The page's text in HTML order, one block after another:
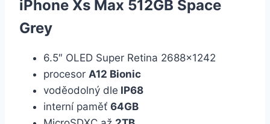
iPhone Xs Max 512GB Space
Grey
6.5″ OLED Super Retina 2688×1242
procesor A12 Bionic
voděodolný dle IP68
interní paměť 64GB